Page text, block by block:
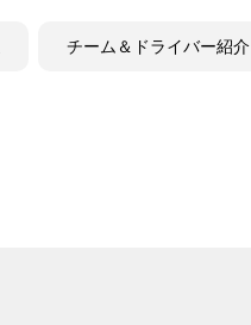
チーム＆ドライバー紹介